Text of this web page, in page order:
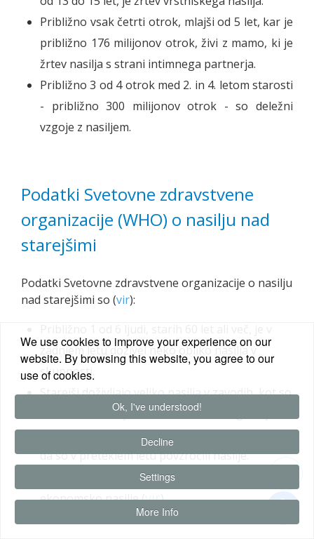
Približno vsak četrti otrok, mlajši od 5 let, kar je
približno 176 milijonov otrok, živi z mamo, ki je
žrtev nasilja s strani intimnega partnerja.
Približno 3 od 4 otrok med 2. in 4. letom starosti
- približno 300 milijonov otrok - so deležni
vzgoje z nasiljem.
Podatki Svetovne zdravstvene
organizacije (WHO) o nasilju nad
starejšimi
Podatki Svetovne zdravstvene organizacije o nasilju
nad starejšimi so (vir):
zadnjem letu doživel neko obliko nasilja v
skupnosti.
Starejši doživljajo veliko nasilja v zavodih, kot so
domovi za starejše in ustanove za dolgotrajno
oskrbo, saj 2 od 3 zaposlenih v zavodih poroča,
da so v preteklem letu povzročili nasilje.
Nekaj manj kot 4 odstotki starejših doživljajo
ekonomsko nasilje (vir).
We use cookies to improve your experience on our
website. By browsing this website, you agree to our
use of cookies.
Ok, I've understood!
Decline
Settings
More Info